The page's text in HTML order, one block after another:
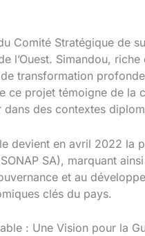
Comité Stratégique de
l’Ouest. Simandou,
transformation
ce projet témoigne de la
des contextes
devient en avril 2022 la
SA), marquant
et au
clés du pays.
: Une Vision pour la